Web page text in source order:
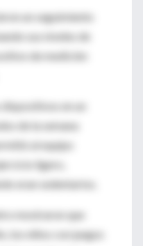
un seguimiento
sus niveles de
de medición
en un
de la semana
al equipo
ligero,
eran sedentarios.
mostraron que
los niños con juegos